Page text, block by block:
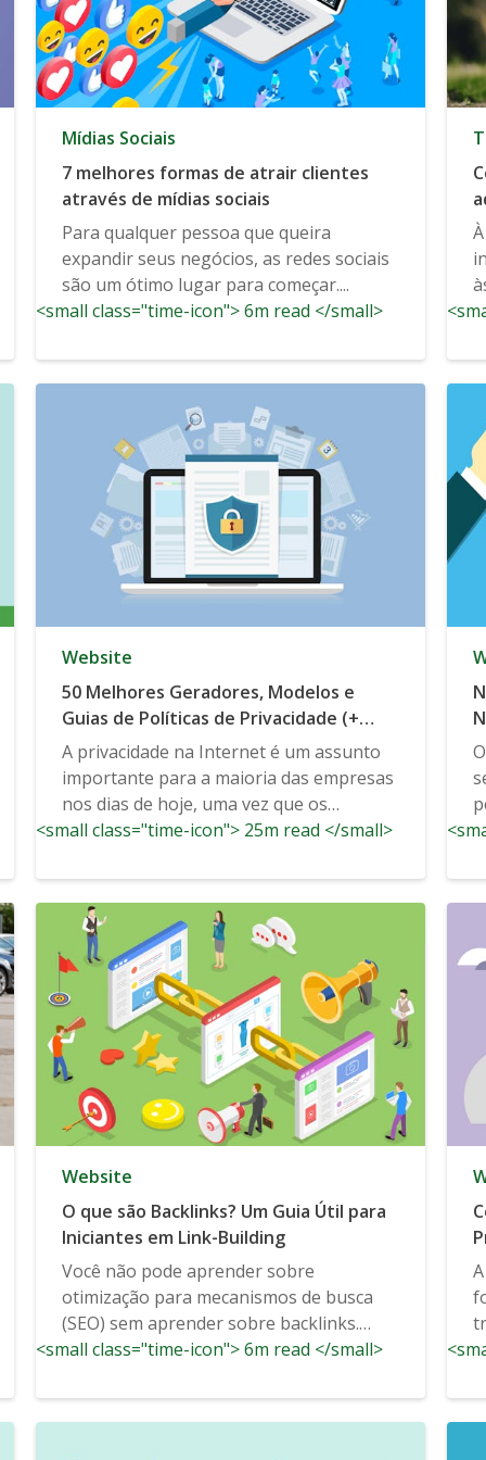
Mídias Sociais
7 melhores formas de atrair clientes
através de mídias sociais
Para qualquer pessoa que queira
expandir seus negócios, as redes sociais
são um ótimo lugar para começar....
<small class="time-icon"> 6m read </small>
Website
50 Melhores Geradores, Modelos e
Guias de Políticas de Privacidade (+
Exemplos)
A privacidade na Internet é um assunto
importante para a maioria das empresas
nos dias de hoje, uma vez que os
consumidores continuam a esperar...
<small class="time-icon"> 25m read </small>
Website
O que são Backlinks? Um Guia Útil para
Iniciantes em Link-Building
Você não pode aprender sobre
otimização para mecanismos de busca
(SEO) sem aprender sobre backlinks.
Estes links úteis dizem...
<small class="time-icon"> 6m read </small>